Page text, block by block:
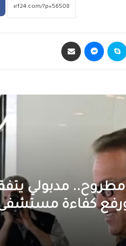
سكايب ماسنجر
الفلسطيني لدى
دبلوماسية ووطنية